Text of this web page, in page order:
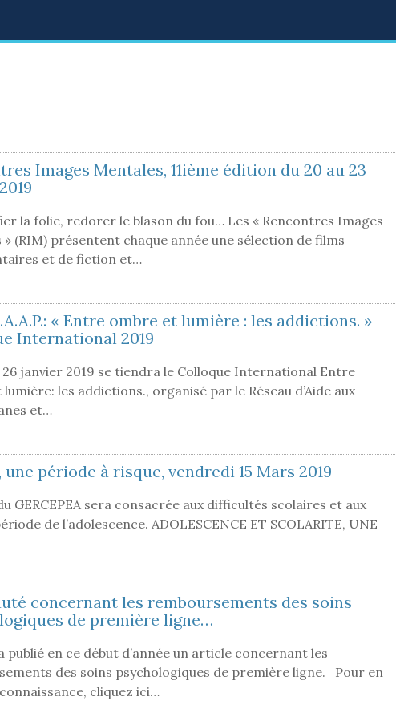
Images Mentales, 11ième édition du 20 au 23
la folie, redorer le blason du fou… Les « Rencontres Images
» (RIM) présentent chaque année une sélection de films
et de fiction et…
« Entre ombre et lumière : les addictions. »
International 2019
26 janvier 2019 se tiendra le Colloque International Entre
les addictions., organisé par le Réseau d’Aide aux
et…
période à risque, vendredi 15 Mars 2019
GERCEPEA sera consacrée aux difficultés scolaires et aux
de l’adolescence. ADOLESCENCE ET SCOLARITE, UNE
concernant les remboursements des soins
de première ligne…
publié en ce début d’année un article concernant les
des soins psychologiques de première ligne. Pour en
cliquez ici…